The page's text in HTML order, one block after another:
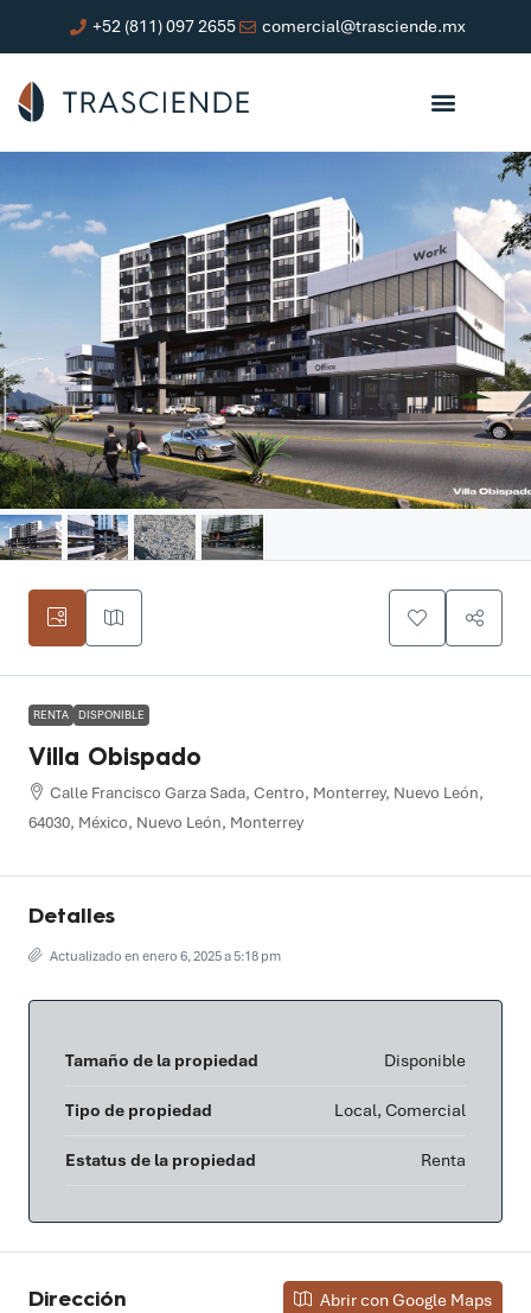
+52 (811) 097 2655 comercial@trasciende.mx
RENTA DISPONIBLE
Villa Obispado
Calle Francisco Garza Sada, Centro, Monterrey, Nuevo León,
64030, México, Nuevo León, Monterrey
Detalles
Actualizado en enero 6, 2025 a 5:18 pm
Tamaño de la propiedad Disponible
Tipo de propiedad Local, Comercial
Estatus de la propiedad Renta
Dirección Abrir con Google Maps